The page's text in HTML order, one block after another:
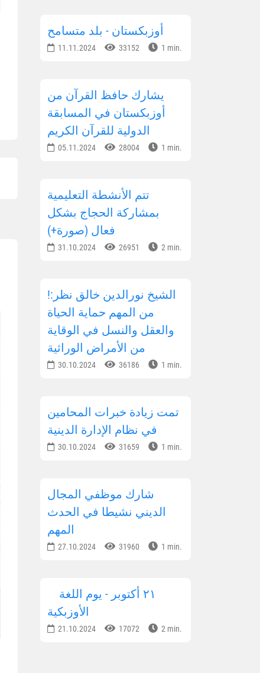
أوزبكستان - بلد متسامح
11.11.2024 33152 1 min.
يشارك حافظ القرآن من
أوزبكستان في المسابقة
الدولية للقرآن الكريم
05.11.2024 28004 1 min.
تتم الأنشطة التعليمية
بمشاركة الحجاج بشكل
فعال (صورة+)
31.10.2024 26951 2 min.
!الشيخ نورالدين خالق نظر:
من المهم حماية الحياة
والعقل والنسل في الوقاية
من الأمراض الوراثية
30.10.2024 36186 1 min.
تمت زيادة خبرات المحامين
في نظام الإدارة الدينية
30.10.2024 31659 1 min.
شارك موظفي المجال
الديني نشيطا في الحدث
المهم
27.10.2024 31960 1 min.
الأوزبكية
21.10.2024 17072 2 min.